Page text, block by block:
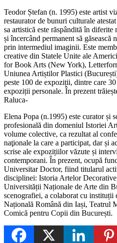
Teodor Ștefan (n. 1995) este artist
restaurator de bunuri culturale
sa artistică este răspândită în
și încercând permanent să
prin intermediul imaginii. Este
creative din Statele Unite ale
for Book Arts (New York),
Uniunea Artiștilor Plastici
peste 100 de expoziții, dintre care
expoziții personale. În prezent
Raluca-
Elena Popa (n.1995) este curator și
profesională din domeniul Istoriei
volume colective, ca rezultat al
naţionale la care a participat, dar și
scrise ale expozițiilor văzute și
contemporani. În prezent, ocupă
Universitar Doctor, fiind titularul
disciplinei: Istoria Artelor
Universității Naționale de Arte din
scenografiei, a colaborat cu instituții
Națională Română din Iași, Teatrul
Comică pentru Copii din București.